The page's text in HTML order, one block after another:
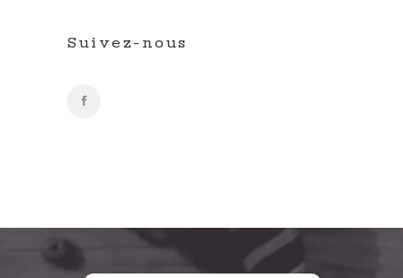
Suivez-nous